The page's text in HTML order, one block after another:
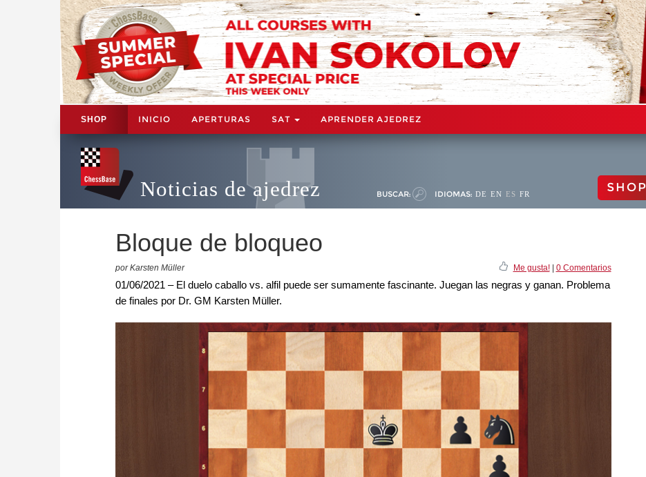
SHOP INICIO APERTURAS SAT APRENDER AJEDREZ
Noticias de ajedrez BUSCAR: IDIOMAS: DE EN ES FR SHOP
Bloque de bloqueo
por Karsten Müller Me gusta!| 0 Comentarios
01/06/2021 – El duelo caballo vs. alfil puede ser sumamente fascinante. Juegan las negras y ganan. Problema
de finales por Dr. GM Karsten Müller.